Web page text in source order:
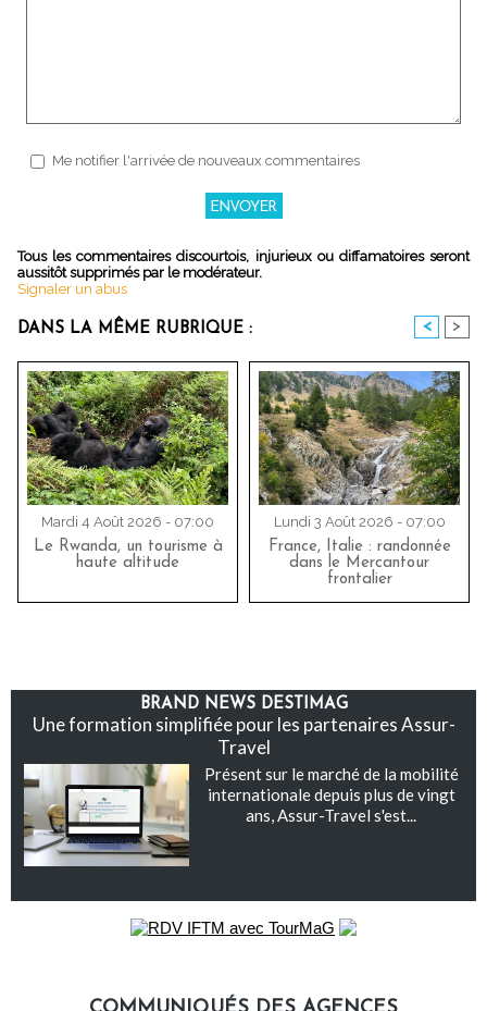
Me notifier l'arrivée de nouveaux commentaires
Tous les commentaires discourtois, injurieux ou diffamatoires seront
aussitôt supprimés par le modérateur.
Signaler un abus
DANS LA MÊME RUBRIQUE : < >
Mardi 4 Août 2026 - 07:00
Le Rwanda, un tourisme à
haute altitude
Lundi 3 Août 2026 - 07:00
France, Italie : randonnée
dans le Mercantour
frontalier
BRAND NEWS DESTIMAG
Une formation simplifiée pour les partenaires Assur-
Travel
Présent sur le marché de la mobilité
internationale depuis plus de vingt
ans, Assur-Travel s'est...